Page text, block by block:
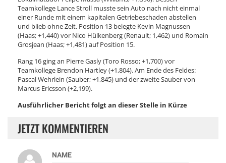
Teamkollege Lance Stroll musste sein Auto nach nicht einmal
einer Runde mit einem kapitalen Getriebeschaden abstellen
und blieb ohne Zeit. Position 13 belegte Kevin Magnussen
(Haas; +1,440) vor Nico Hülkenberg (Renault; 1,462) und Romain
Grosjean (Haas; +1,481) auf Position 15.
Rang 16 ging an Pierre Gasly (Toro Rosso; +1,700) vor
Teamkollege Brendon Hartley (+1,804). Am Ende des Feldes:
Pascal Wehrlein (Sauber; +1,845) und der zweite Sauber von
Marcus Ericsson (+2,199).
Ausführlicher Bericht folgt an dieser Stelle in Kürze
JETZT KOMMENTIEREN
NAME